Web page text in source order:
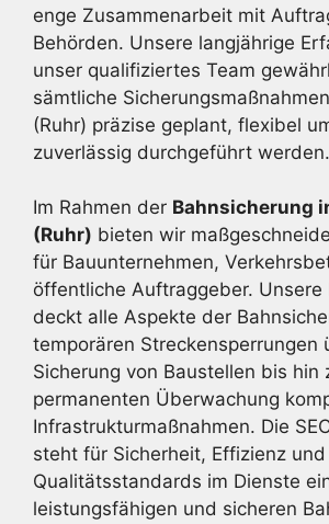
enge Zusammenarbeit mit
Behörden. Unsere langjährige
unser qualifiziertes Team
sämtliche
(Ruhr) präzise geplant, flexibel
zuverlässig durchgeführt werden.
Im Rahmen der Bahnsicherung
(Ruhr) bieten wir
für Bauunternehmen,
öffentliche Auftraggeber. Unsere
deckt alle Aspekte der
temporären Streckensperrungen
Sicherung von Baustellen bis hin
permanenten Überwachung
Infrastrukturmaßnahmen. Die
steht für Sicherheit, Effizienz
Qualitätsstandards im Dienste
leistungsfähigen und sicheren